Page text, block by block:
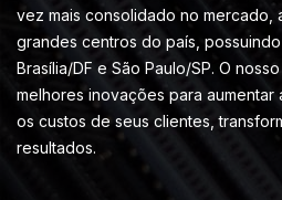
vez mais consolidado no mercado,
grandes centros do país,
Brasília/DF e São Paulo/SP. O
melhores inovações para
os custos de seus clientes,
resultados.